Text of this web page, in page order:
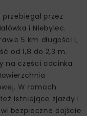
przez
i Niebylec.
5 km długości i,
od 1,8 do 2,3 m.
na części odcinka
W ramach
istniejące zjazdy i
bezpieczne dojście